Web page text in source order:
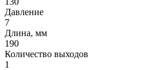
Давление
7
Длина, мм
190
Количество выходов
1